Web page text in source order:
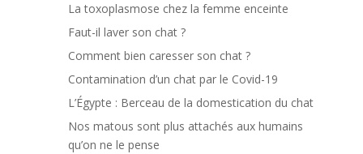
La toxoplasmose chez la femme enceinte
Faut-il laver son chat ?
Comment bien caresser son chat ?
Contamination d’un chat par le Covid-19
L’Égypte : Berceau de la domestication du chat
Nos matous sont plus attachés aux humains
qu’on ne le pense